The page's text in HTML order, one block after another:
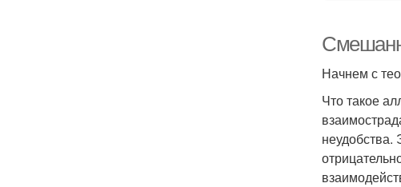
Начнем с
Что такое
неудобства.